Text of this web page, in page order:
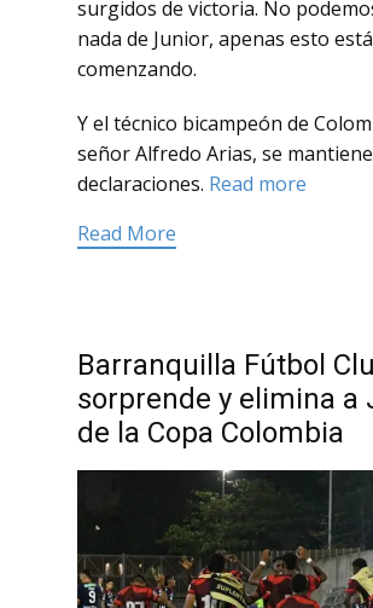
surgidos de victoria. No
nada de Junior, apenas esto está
comenzando.
Y el técnico bicampeón de
señor Alfredo Arias, se
declaraciones. Read more
Read More
Barranquilla Fútbol
sorprende y elimina a
de la Copa Colombia